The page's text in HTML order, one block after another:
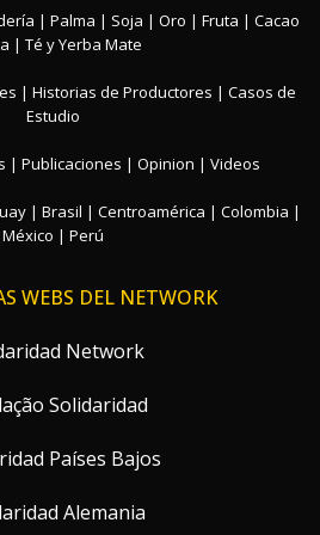
| Palma | Soja | Oro | Fruta | Cacao
| Té y Yerba Mate
| Historias de Productores | Casos de
Estudio
| Publicaciones | Opinion | Videos
| Brasil | Centroamérica | Colombia |
México | Perú
WEBS DEL NETWORK
Network
Solidaridad
Países Bajos
Alemania